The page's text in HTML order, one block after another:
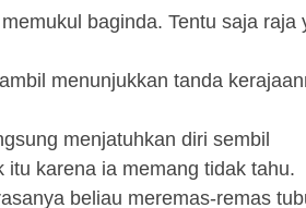
baginda. Tentu saja raja
menunjukkan tanda
menjatuhkan diri sembil
karena ia memang tidak tahu.
beliau meremas-remas